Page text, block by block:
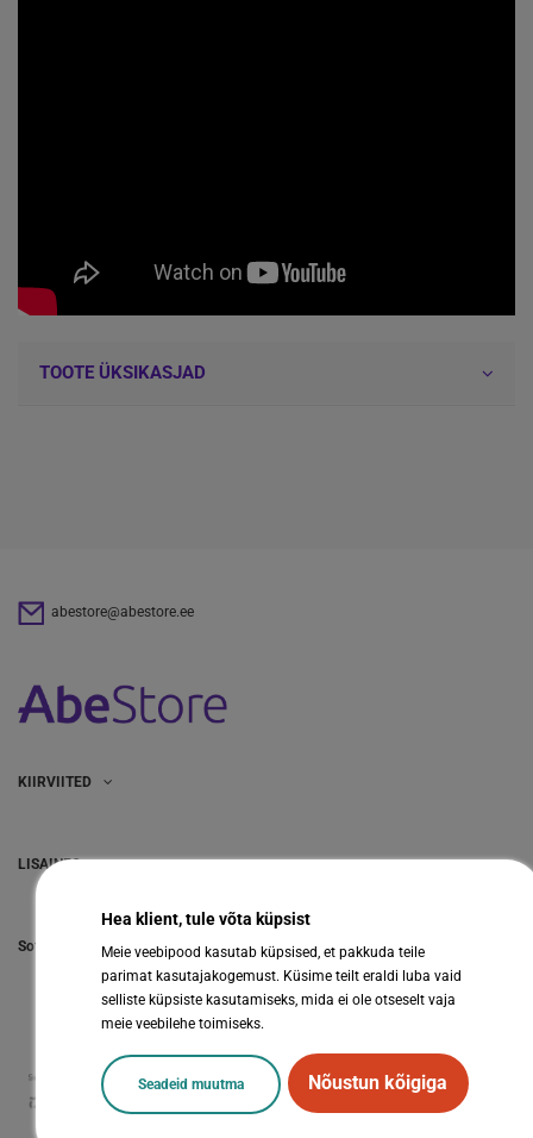
TOOTE ÜKSIKASJAD
abestore@abestore.ee
KIIRVIITED
LISAINFO
Hea klient, tule võta küpsist
Meie veebipood kasutab küpsised, et pakkuda teile
parimat kasutajakogemust. Küsime teilt eraldi luba vaid
selliste küpsiste kasutamiseks, mida ei ole otseselt vaja
meie veebilehe toimiseks.
Seadeid muutma Nõustun kõigiga
Sotsiaalmeedia